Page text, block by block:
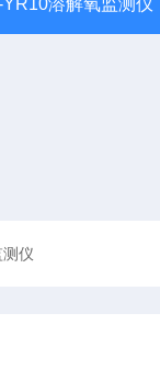
YR10溶解氧监测仪